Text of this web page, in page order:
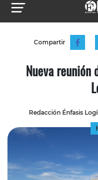
Compartir
Nueva reunión
Redacción Énfasis